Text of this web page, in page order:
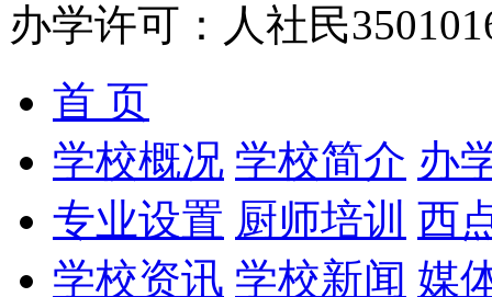
办学许可：人社民
首 页
学校概况 学校简介 办
专业设置 厨师培训 西
学校资讯 学校新闻 媒